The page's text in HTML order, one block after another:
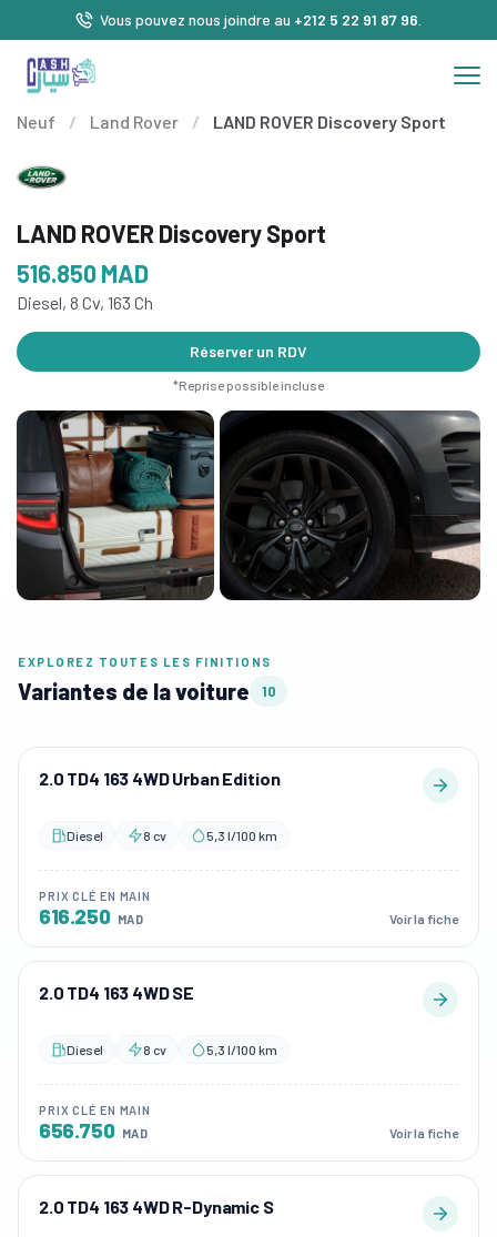
Vous pouvez nous joindre au +212 5 22 91 87 96
Neuf / Land Rover / LAND ROVER Discovery Sport
LAND ROVER Discovery Sport
516.850MAD
Diesel, 8 Cv, 163 Ch
Réserver un RDV
*Reprise possible incluse
EXPLOREZ TOUTES LES FINITIONS
Variantes de la voiture 10
2.0 TD4 163 4WD Urban Edition
Diesel 8 cv 5,3 l/100 km
PRIX CLÉ EN MAIN
616.250 MAD Voir la fiche
2.0 TD4 163 4WD SE
Diesel 8 cv 5,3 l/100 km
PRIX CLÉ EN MAIN
656.750 MAD Voir la fiche
2.0 TD4 163 4WD R-Dynamic S